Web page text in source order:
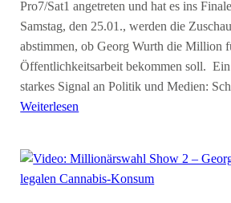
Pro7/Sat1 angetreten und hat es ins
Samstag, den 25.01., werden die
abstimmen, ob Georg Wurth die Million
Öffentlichkeitsarbeit bekommen soll.
starkes Signal an Politik und Medien:
Weiterlesen